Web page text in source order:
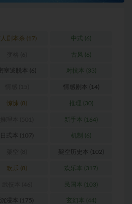
剧本杀 (17) 中式 (6)
古风 (6)
室逃脱本 (6) 对抗本 (33)
情感剧本 (14)
惊悚 (8) 推理 (30)
新手本 (164)
日式本 (107) 机制 (6)
架空历史本 (102)
欢乐 (8) 欢乐本 (317)
民国本 (103)
沉浸本 (175) 玄幻本 (44)